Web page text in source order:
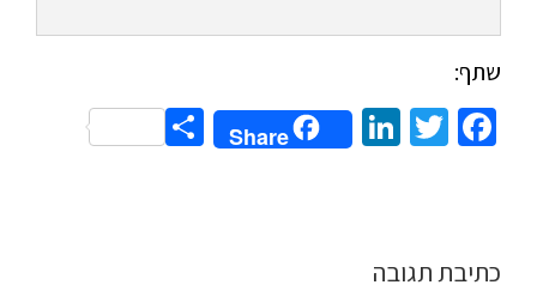
שתף:
Facebook
Twitter
LinkedIn
Share
Share
כתיבת תגובה